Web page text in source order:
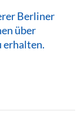
Berliner
über
erhalten.